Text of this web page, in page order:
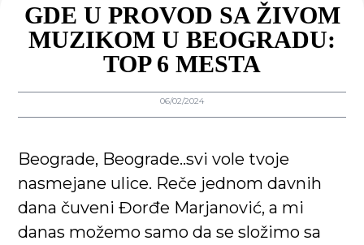
GDE U PROVOD SA ŽIVOM
MUZIKOM U BEOGRADU:
TOP 6 MESTA
06/02/2024
Beograde, Beograde..svi vole tvoje
nasmejane ulice. Reče jednom davnih
dana čuveni Đorđe Marjanović, a mi
danas možemo samo da se složimo sa